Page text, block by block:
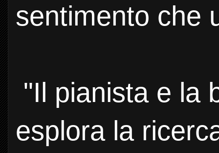
sentimento che
"Il pianista e la
esplora la